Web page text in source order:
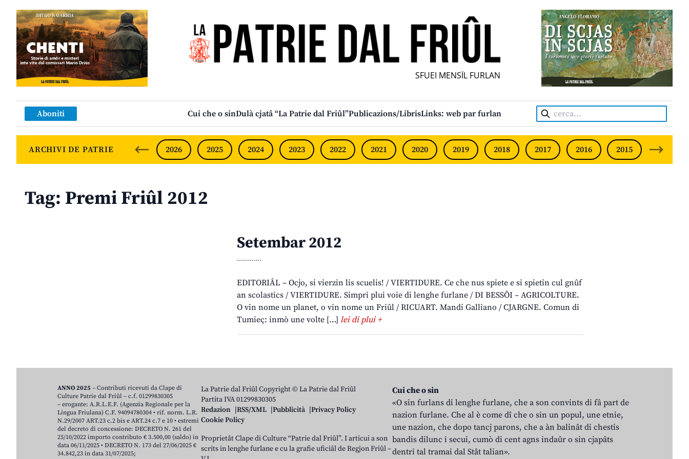
SFUEI MENSÎL FURLAN INDIPENDENT • INDEPENDENT FRIULIAN
Aboniti Cui che o sinDulà cjatâ “La Patrie dal Friûl”Publicazions/LibrisLinks: web par furlan Cerca:
ARCHIVI DE PATRIE 2026 2025 2024 2023 2022 2021 2020 2019 2018 2017 2016 2015 2014
Tag: Premi Friûl 2012
Setembar 2012
............
EDITORIÂL – Ocjo, si vierzin lis scuelis! / VIERTIDURE. Ce che nus spiete e si spietin cul gnûf
an scolastics / VIERTIDURE. Simpri plui voie di lenghe furlane / DI BESSÔI – AGRICOLTURE.
O vin nome un planet, o vin nome un Friûl / RICUART. Mandi Galliano / CJARGNE. Comun di
Tumieç: inmò une volte […] lei di plui +
La Patrie dal Friûl Copyright © La Patrie dal Friûl
Partita IVA 01299830305
Redazion
RSS/XML Pubblicità
Privacy Policy
Cookie Policy
Proprietât Clape di Culture “Patrie dal Friûl”. I articui a son
scrits in lenghe furlane e cu la grafie uficiâl de Regjon Friûl –
Cui che o sin
«O sin furlans di lenghe furlane, che a son convints di fâ part de
nazion furlane. Che al è come dî che o sin un popul, une etnie,
une nazion, che dopo tancj parons, che a àn balinât di chestis
bandis dilunc i secui, cumò di cent agns indaûr o sin cjapâts
dentri tal tramai dal Stât talian».
ANNO 2025 – Contributi ricevuti da Clape di
Culture Patrie dal Friûl – c.f. 01299830305
– erogante: A.R.L.E.F. (Agenzia Regionale per la
Lingua Friulana) C.F. 94094780304 • rif. norm. L.R.
N.29/2007 ART.23 c.2 bis e ART.24 c.7 e 10 • estremi
del decreto di concessione: DECRETO N. 261 del
25/10/2022 importo contributo € 3.500,00 (saldo) in
data 06/11/2025 • DECRETO N. 173 del 27/06/2025 €
34.842,23 in data 31/07/2025;